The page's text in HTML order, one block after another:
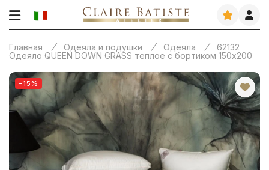
Главная Одеяла и подушки Одеяла
62132
Одеяло QUEEN DOWN GRASS теплое с бортиком 150х200
-15%